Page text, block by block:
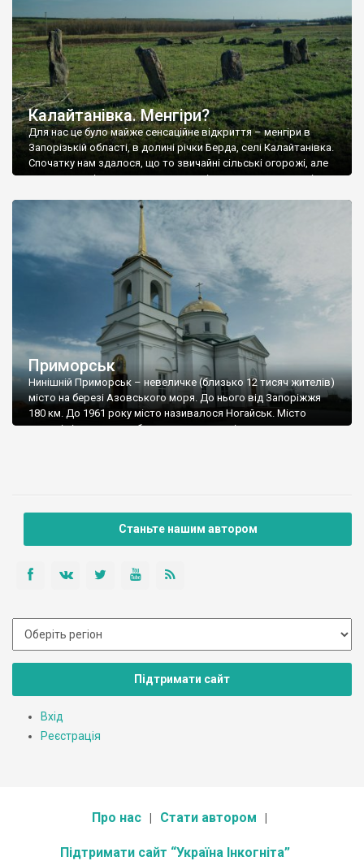
Калайтанівка. Менгіри?
Для нас це було майже сенсаційне відкриття – менгіри в
Запорізькій області, в долині річки Берда, селі Калайтанівка.
Спочатку нам здалося, що то звичайні сільські огорожі, але
вразив розмір вертикальних каменів – це ж якась титанічна
“огорожі” утворюють коло – це точно менгіри. Хто їх […]
Приморськ
Нинішній Приморськ – невеличке (близько 12 тисяч жителів)
місто на березі Азовського моря. До нього від Запоріжжя
180 км. До 1961 року місто називалося Ногайськ. Місто
доволі цікаве, адже зберегло свою первісну структуру
Станьте нашим автором
Підтримати сайт
Вхід
Реєстрація
Про нас Стати автором
Підтримати сайт “Україна Інкогніта”